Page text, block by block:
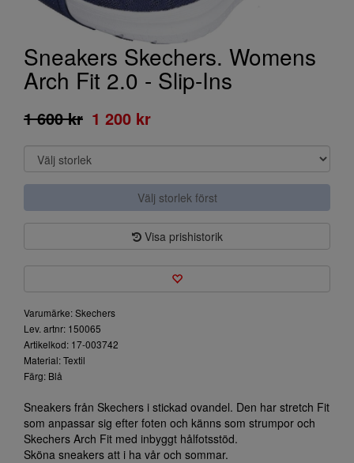
Sneakers Skechers. Womens
Arch Fit 2.0 - Slip-Ins
1 600 kr 1 200 kr
Välj storlek först
Visa prishistorik
Varumärke: Skechers
Lev. artnr: 150065
Artikelkod: 17-003742
Material: Textil
Färg: Blå
Sneakers från Skechers i stickad ovandel. Den har stretch Fit
som anpassar sig efter foten och känns som strumpor och
Skechers Arch Fit med inbyggt hålfotsstöd.
Sköna sneakers att i ha vår och sommar.